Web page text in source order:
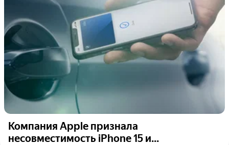
Компания Apple признала
несовместимость iPhone 15 и...